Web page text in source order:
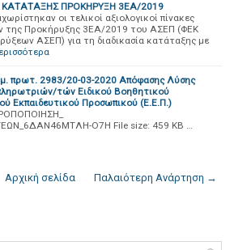
ΚΑΤΑΤΑΞΗΣ ΠΡΟΚΗΡΥΞΗ 3ΕΑ/2019
οι τελικοί αξιολογικοί πίνακες
της Προκήρυξης 3ΕΑ/2019 του ΑΣΕΠ (ΦΕΚ
ΑΣΕΠ) για τη διαδικασία κατάταξης με
πρωτ. 2983/20-03-2020 Απόφασης Λύσης
τών Ειδικού Βοηθητικού
Εκπαιδευτικού Προσωπικού (Ε.Ε.Π.)
Ο7Η File size: 459 KB …
Παλαιότερη Ανάρτηση →
Αρχική σελίδα